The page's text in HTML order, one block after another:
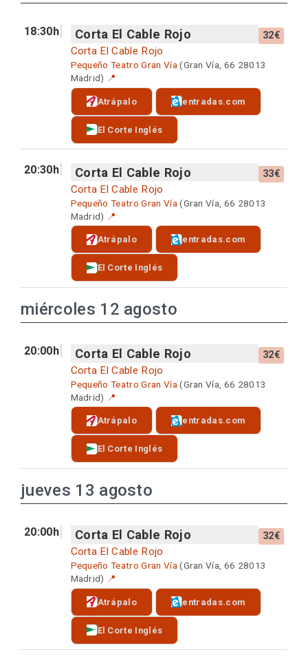
18:30h Corta El Cable Rojo 32€
Corta El Cable Rojo
Pequeño Teatro Gran Vía(Gran Vía, 66 28013
Madrid) 📍
Atrápalo entradas.com
El Corte Inglés
20:30h Corta El Cable Rojo 33€
Corta El Cable Rojo
Pequeño Teatro Gran Vía (Gran Vía, 66 28013
Madrid) 📍
Atrápalo entradas.com
El Corte Inglés
miércoles 12 agosto
20:00h Corta El Cable Rojo 32€
Corta El Cable Rojo
Pequeño Teatro Gran Vía (Gran Vía, 66 28013
Madrid) 📍
Atrápalo entradas.com
El Corte Inglés
jueves 13 agosto
20:00h Corta El Cable Rojo 32€
Corta El Cable Rojo
Pequeño Teatro Gran Vía(Gran Vía, 66 28013
Madrid) 📍
Atrápalo entradas.com
El Corte Inglés